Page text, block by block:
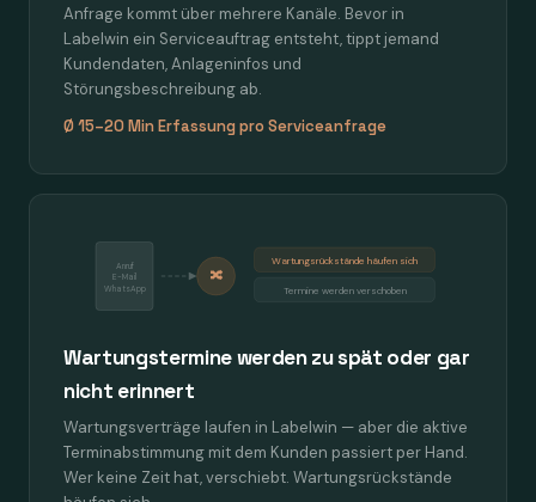
Anfrage kommt über mehrere Kanäle. Bevor in
Labelwin ein Serviceauftrag entsteht, tippt jemand
Kundendaten, Anlageninfos und
Störungsbeschreibung ab.
Ø 15–20 Min Erfassung pro Serviceanfrage
Anruf
E-Mail
WhatsApp
🔀
Wartungsrückstände häufen sich
Termine werden verschoben
Wartungstermine werden zu spät oder gar
nicht erinnert
Wartungsverträge laufen in Labelwin — aber die aktive
Terminabstimmung mit dem Kunden passiert per Hand.
Wer keine Zeit hat, verschiebt. Wartungsrückstände